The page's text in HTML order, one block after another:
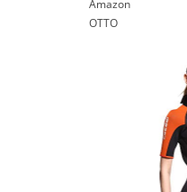
Amazon
OTTO